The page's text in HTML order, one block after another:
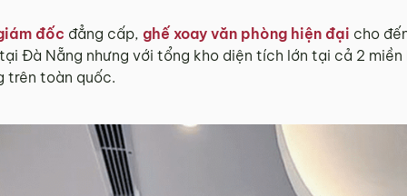
đốc đẳng cấp, ghế xoay văn phòng hiện đại cho
Đà Nẵng nhưng với tổng kho diện tích lớn tại cả 2 miền
trên toàn quốc.